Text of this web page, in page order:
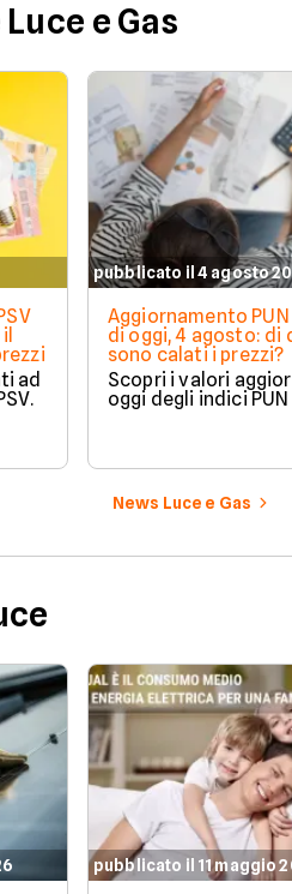
e Gas
ad
pubblicato il 4 agosto
Aggiornamento PUN
di oggi, 4 agosto: di
sono calati i prezzi?
Scopri i valori
oggi degli indici PUN
News Luce e Gas
pubblicato il 11 maggio